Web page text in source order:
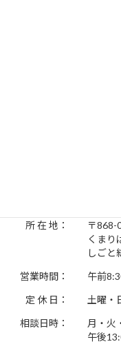
所 在 地：
〒
くまり
しごと
営業時間：
午前
定 休 日：
土曜・
相談日時：
月・火
午後